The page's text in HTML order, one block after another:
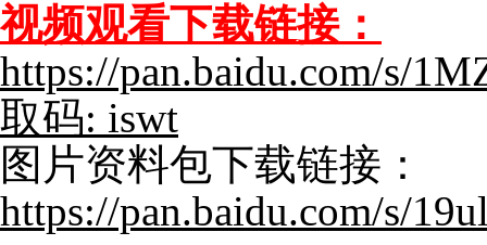
视频观看下载链接：
https://pan.baidu.com/s/
取码: iswt
图片资料包下载链接：
https://pan.baidu.com/s/